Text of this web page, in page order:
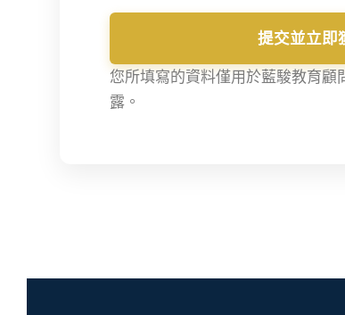
提交並立即
您所填寫的資料僅用於藍駿教育顧
露。